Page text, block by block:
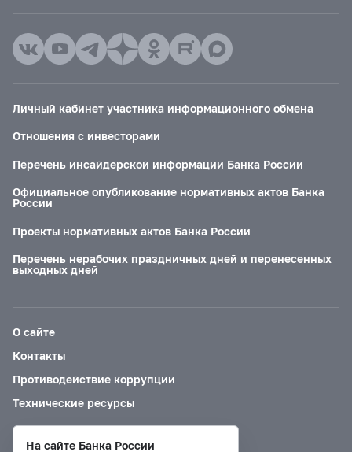
Личный кабинет участника информационного обмена
Отношения с инвесторами
Перечень инсайдерской информации Банка России
Официальное опубликование нормативных актов Банка
России
Проекты нормативных актов Банка России
Перечень нерабочих праздничных дней и перенесенных
выходных дней
О сайте
Контакты
Противодействие коррупции
Технические ресурсы
На сайте Банка России